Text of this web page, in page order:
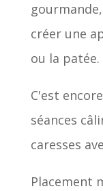
créer une
ou la
C'est
séances
caresses
Placement